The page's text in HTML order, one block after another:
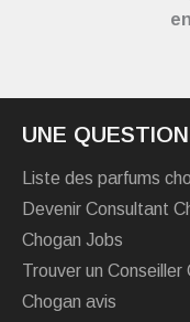
UNE
Liste des parfums
Devenir Consultant
Chogan Jobs
Trouver un
Chogan avis